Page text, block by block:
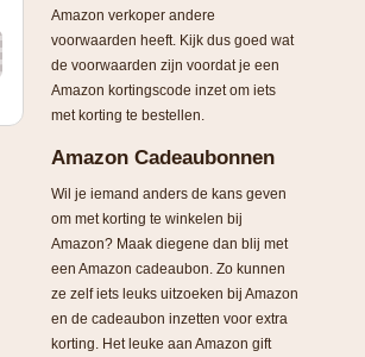
Amazon verkoper andere
voorwaarden heeft. Kijk dus goed wat
de voorwaarden zijn voordat je een
Amazon kortingscode inzet om iets
met korting te bestellen.
Amazon Cadeaubonnen
Wil je iemand anders de kans geven
om met korting te winkelen bij
Amazon? Maak diegene dan blij met
een Amazon cadeaubon. Zo kunnen
ze zelf iets leuks uitzoeken bij Amazon
en de cadeaubon inzetten voor extra
korting. Het leuke aan Amazon gift